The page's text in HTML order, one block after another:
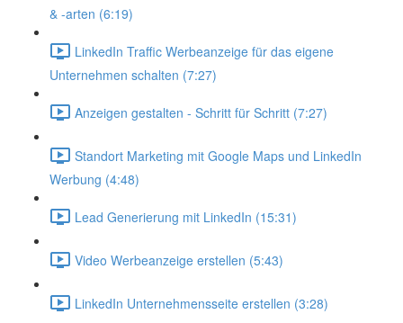
& -arten (6:19)
LinkedIn Traffic Werbeanzeige für das eigene
Unternehmen schalten (7:27)
Anzeigen gestalten - Schritt für Schritt (7:27)
Standort Marketing mit Google Maps und LinkedIn
Werbung (4:48)
Lead Generierung mit LinkedIn (15:31)
Video Werbeanzeige erstellen (5:43)
LinkedIn Unternehmensseite erstellen (3:28)